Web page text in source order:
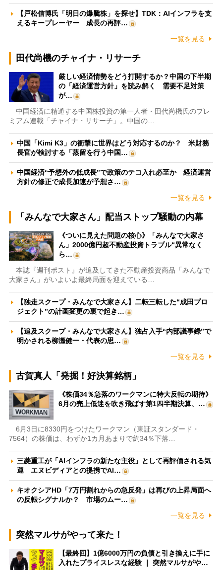
【戸松信博氏「明日の爆騰株」を探せ】TDK：AIインフラを支
えるキープレーヤー 成長の再評…
一覧を見る
田代尚機のチャイナ・リサーチ
厳しい経済情勢をどう打開するか？中国の下半期
の「経済運営方針」を読み解く 需要不足対策
が…
中国経済に精通する中国株投資の第一人者・田代尚機氏のプレ
ミアム連載「チャイナ・リサーチ」。中国の…
中国「Kimi K3」の衝撃に世界はどう対応するのか？ 米財務
長官が検討する「蒸留を行う中国…
中国経済“予想外の低成長”で政策のテコ入れ必至か 経済運営
方針の修正で成長加速が予想さ…
一覧を見る
「みんなで大家さん」配当ストップ騒動の内幕
《ついに見えた問題の核心》「みんなで大家さ
ん」2000億円超不動産投資トラブル“異常なく
ら…
本誌『週刊ポスト』が追及してきた不動産投資商品「みんなで
大家さん」がいよいよ最終局面を迎えている…
【独走スクープ・みんなで大家さん】二転三転した“成田プロ
ジェクト”の計画変更の裏で起き…
【追及スクープ・みんなで大家さん】独占入手“内部議事録”で
明かされる柳瀬健一・代表の思…
一覧を見る
古賀真人「発掘！好決算銘柄」
《株価34％急落のワークマンに特大反転の期待》
6月の売上低迷を吹き飛ばす第1四半期決算、…
6月3日に8330円をつけたワークマン（東証スタンダード・
7564）の株価は、わずか1カ月あまりで約34％下落…
三菱重工が「AIインフラの新たな主役」として再評価される気
運 エヌビディアとの提携でAI…
キオクシアHD「7万円割れからの急反発」は再びの上昇局面へ
の反転シグナルか？ 市場のムー…
一覧を見る
突然マルサがやって来た！
【最終回】1億6000万円の負債と引き換えに手に
入れたプライスレスな経験 ｜ 突然マルサがや…